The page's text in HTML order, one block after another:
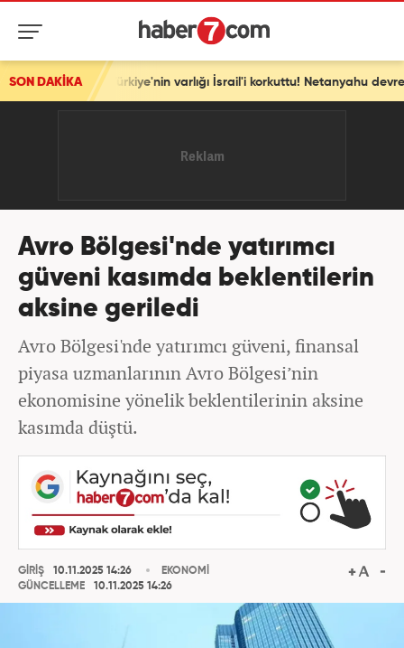
SON DAKİKA
Türkiye'nin varlığı İsrail'i korkuttu! Netanyahu devreye girdi!
Avro Bölgesi'nde yatırımcı
güveni kasımda beklentilerin
aksine geriledi
Avro Bölgesi'nde yatırımcı güveni, finansal
piyasa uzmanlarının Avro Bölgesi’nin
ekonomisine yönelik beklentilerinin aksine
kasımda düştü.
GİRİŞ
10.11.2025 14:26
GÜNCELLEME
10.11.2025 14:26
EKONOMİ